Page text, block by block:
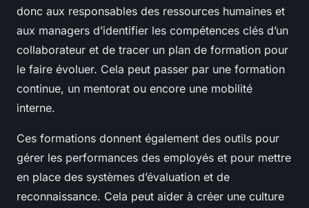
donc aux responsables des ressources humaines et
aux managers d’identifier les compétences clés d’un
collaborateur et de tracer un plan de formation pour
le faire évoluer. Cela peut passer par une formation
continue, un mentorat ou encore une mobilité
interne.
Ces formations donnent également des outils pour
gérer les performances des employés et pour mettre
en place des systèmes d’évaluation et de
reconnaissance. Cela peut aider à créer une culture